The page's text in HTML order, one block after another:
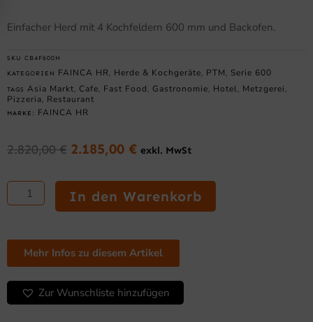
Einfacher Herd mit 4 Kochfeldern 600 mm und Backofen.
SKU CB4F600H
KATEGORIEN FAINCA HR Herde & Kochgeräte PTM Serie 600
TAGS Asia Markt Cafe Fast Food Gastronomie Hotel Metzgerei
Pizzeria Restaurant
MARKE: FAINCA HR
2.820,00€ Ursprünglicher
war:
2.820,00 €
2.185,00 € Aktueller
ist:
2.185,00 €.
exkl. MwSt
Einfacher
Herd
4
600
mm
mit
Backofen
Menge
In den Warenkorb
Mehr Infos zu diesem Artikel
Zur Wunschliste hinzufügen